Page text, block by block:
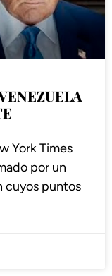
York Times
por un
cuyos puntos